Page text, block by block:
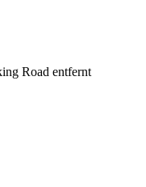
Road entfernt